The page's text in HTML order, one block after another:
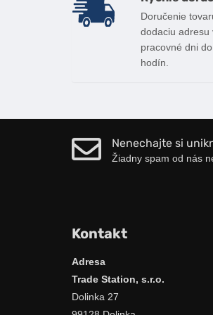
Doručenie
dodaciu adresu
pracovné dni
hodín.
Nenechajte si
Žiadny spam od nás
Kontakt
Adresa
Trade Station, s.r.o.
Dolinka 27